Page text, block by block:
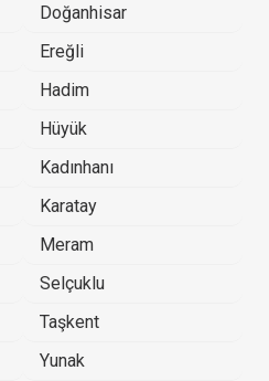
Doğanhisar
Ereğli
Hadim
Hüyük
Kadınhanı
Karatay
Meram
Selçuklu
Taşkent
Yunak